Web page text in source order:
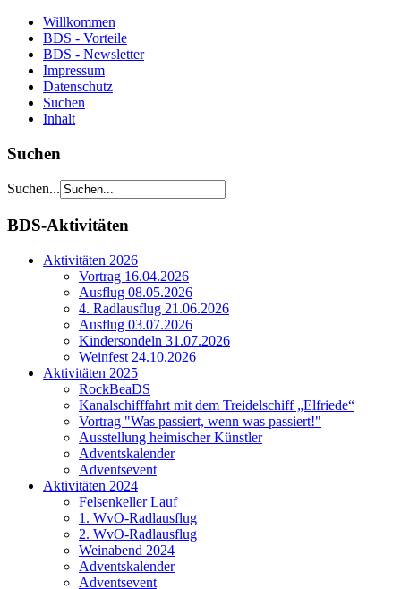
Willkommen
BDS - Vorteile
BDS - Newsletter
Impressum
Datenschutz
Suchen
Inhalt
Suchen
Suchen...
BDS-Aktivitäten
Aktivitäten 2026
Vortrag 16.04.2026
Ausflug 08.05.2026
4. Radlausflug 21.06.2026
Ausflug 03.07.2026
Kindersondeln 31.07.2026
Weinfest 24.10.2026
Aktivitäten 2025
RockBeaDS
Kanalschifffahrt mit dem Treidelschiff „Elfriede“
Vortrag "Was passiert, wenn was passiert!"
Ausstellung heimischer Künstler
Adventskalender
Adventsevent
Aktivitäten 2024
Felsenkeller Lauf
1. WvO-Radlausflug
2. WvO-Radlausflug
Weinabend 2024
Adventskalender
Adventsevent